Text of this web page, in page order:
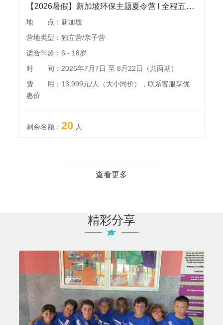
【2026暑假】新加坡环保主题夏令营 l 全程五星酒店，环保课题深度研探，国立大学，环球影城，地标景点，可独立可亲子
地 点：新加坡
营地类型：独立营/亲子营
适合年龄：6 - 18岁
时 间：2026年7月7日 至 8月22日（共两期）
费 用：13,999元/人（大小同价），联系客服享优
惠价
剩余名额：20 人
查看更多
精彩分享